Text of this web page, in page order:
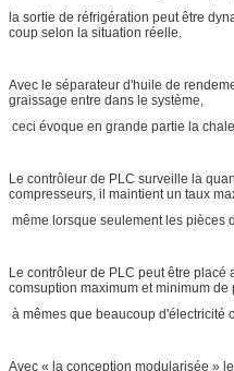
la sortie de réfrigération peut être
coup selon la situation réelle.
Avec le séparateur d'huile de
graissage entre dans le système,
ceci évoque en grande partie la
Le contrôleur de PLC surveille la
compresseurs, il maintient un taux
même lorsque seulement les pièces
Le contrôleur de PLC peut être
comsuption maximum et minimum de
à mêmes que beaucoup d'électricité
Avec « la conception modularisée »